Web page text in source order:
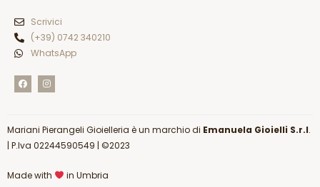
Scrivici
(+39) 0742 340210
WhatsApp
F
a
c
o
I
n
s
r
m
Mariani Pierangeli Gioielleria è un marchio di Emanuela Gioielli S.r.l.
| P.Iva 02244590549 | ©2023
Made with in Umbria